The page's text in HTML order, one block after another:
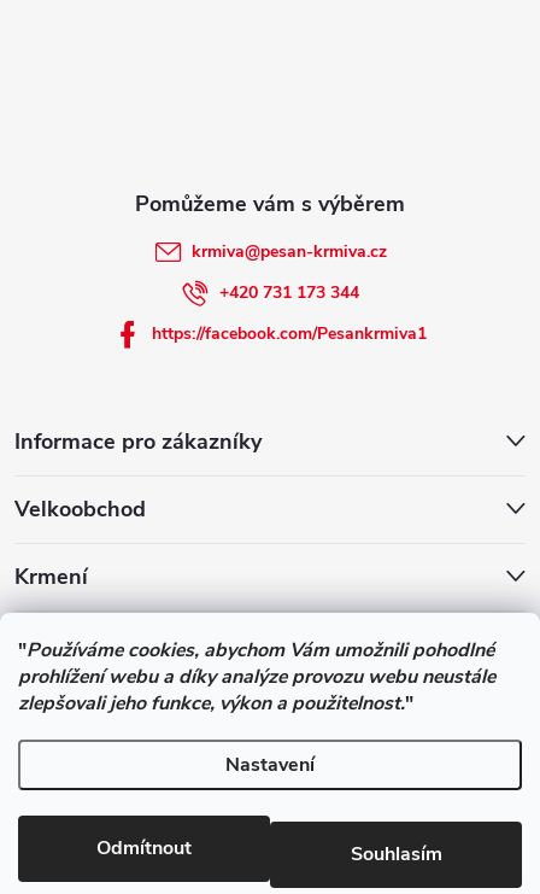
"Používáme cookies, abychom Vám umožnili pohodlné
prohlížení webu a díky analýze provozu webu neustále
zlepšovali jeho funkce, výkon a použitelnost."
Nastavení
Odmítnout Souhlasím
Informace pro zákazníky
Velkoobchod
Krmení
krmiva@pesan-krmiva.cz
+420 731 173 344
https://facebook.com/Pesankrmiva1
Podle zákona o evidenci tržeb je prodávající povinen vystavit
kupujícímu účtenku. Zároveň je povinen zaevidovat přijatou tržbu u
správce daně online; v případě technického výpadku pak nejpozději
do 48 hodin.
Copyright 2026Pesan-Krmiva - obchod s chovatelskými potřebami.
Všechna práva vyhrazena.Upravit nastavení cookies